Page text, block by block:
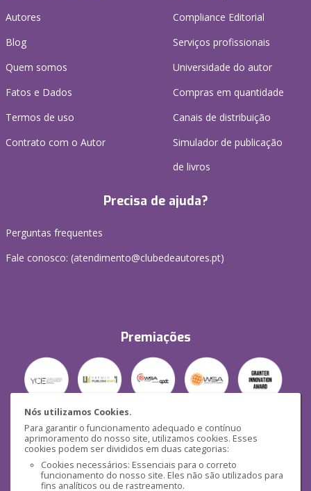
Nós utilizamos Cookies.
Para garantir o funcionamento adequado e contínuo
aprimoramento do nosso site, utilizamos cookies. Esses
cookies podem ser divididos em duas categorias:
Cookies necessários: Essenciais para o correto
funcionamento do nosso site. Eles não são utilizados para
fins analíticos ou de rastreamento.
Autores
Blog
Quem somos
Fatos e Dados
Termos de uso
Contrato com o Autor
Compliance Editorial
Serviços profissionais
Universidade do autor
Compras em quantidade
Canais de distribuição
Simulador de publicação
de livros
Precisa de ajuda?
Perguntas frequentes
Fale conosco: (atendimento@clubedeautores.pt)
Premiações
Segurança